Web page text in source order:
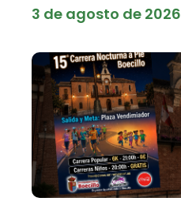
3 de agosto de 2026